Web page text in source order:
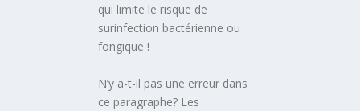
qui limite le risque de
surinfection bactérienne ou
fongique !
N’y a-t-il pas une erreur dans
ce paragraphe? Les